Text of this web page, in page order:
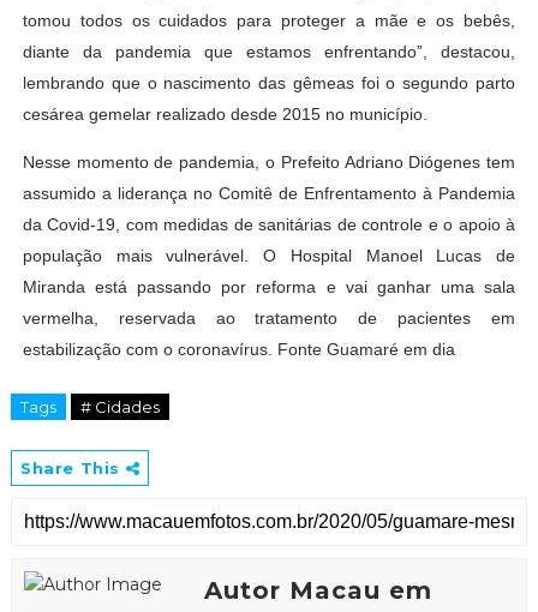
tomou todos os cuidados para proteger a mãe e os bebês,
diante da pandemia que estamos enfrentando”, destacou,
lembrando que o nascimento das gêmeas foi o segundo parto
cesárea gemelar realizado desde 2015 no município.
Nesse momento de pandemia, o Prefeito Adriano Diógenes tem
assumido a liderança no Comitê de Enfrentamento à Pandemia
da Covid-19, com medidas de sanitárias de controle e o apoio à
população mais vulnerável. O Hospital Manoel Lucas de
Miranda está passando por reforma e vai ganhar uma sala
vermelha, reservada ao tratamento de pacientes em
estabilização com o coronavírus. Fonte Guamaré em dia
Tags # Cidades
Share This
Autor Macau em